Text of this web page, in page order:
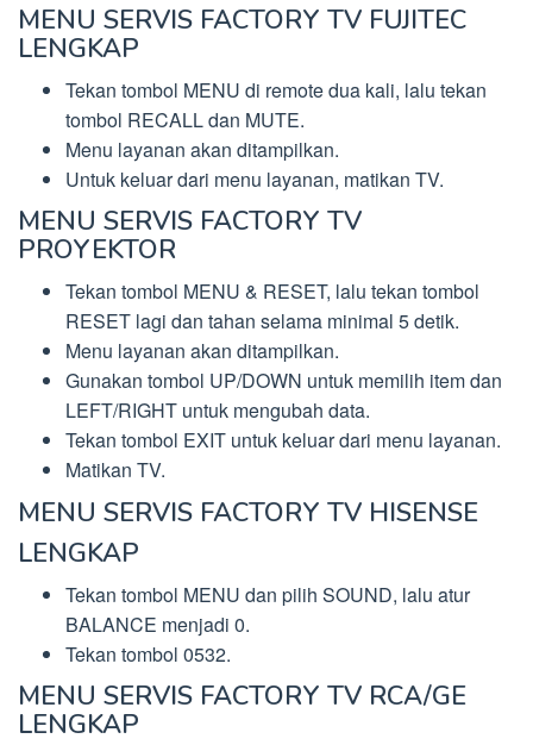
MENU SERVIS FACTORY TV FUJITEC
LENGKAP
Tekan tombol MENU di remote dua kali, lalu tekan
tombol RECALL dan MUTE.
Menu layanan akan ditampilkan.
Untuk keluar dari menu layanan, matikan TV.
MENU SERVIS FACTORY TV
PROYEKTOR
Tekan tombol MENU & RESET, lalu tekan tombol
RESET lagi dan tahan selama minimal 5 detik.
Menu layanan akan ditampilkan.
Gunakan tombol UP/DOWN untuk memilih item dan
LEFT/RIGHT untuk mengubah data.
Tekan tombol EXIT untuk keluar dari menu layanan.
Matikan TV.
MENU SERVIS FACTORY TV HISENSE
LENGKAP
Tekan tombol MENU dan pilih SOUND, lalu atur
BALANCE menjadi 0.
Tekan tombol 0532.
MENU SERVIS FACTORY TV RCA/GE
LENGKAP